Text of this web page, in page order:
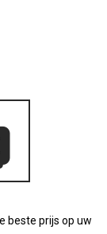
beste prijs op uw